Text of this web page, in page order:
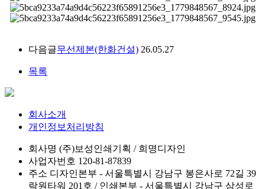
다음글무선제본(한화건설) 26.05.27
목록
회사소개
개인정보처리방침
회사명 (주)보성인쇄기획 / 희명디자인
사업자번호 120-81-87839
주소 디자인본부 - 서울특별시 강남구 봉은사로 72길 39
락원타워 201호 / 인쇄본부 - 서울특별시 강남구 삼성로